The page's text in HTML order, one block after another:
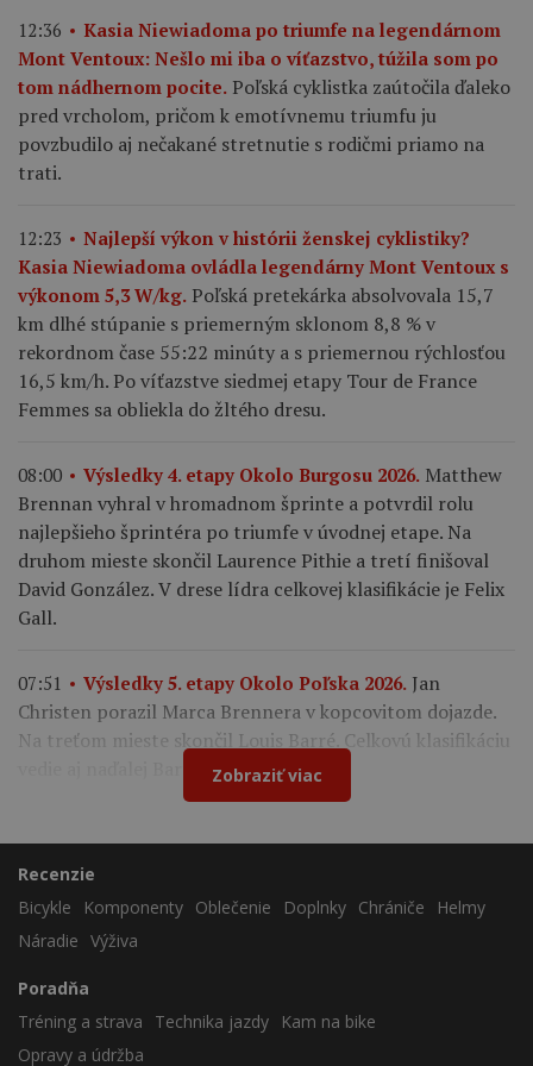
12:36
Kasia Niewiadoma po triumfe na legendárnom
Mont Ventoux: Nešlo mi iba o víťazstvo, túžila som po
tom nádhernom pocite. Poľská cyklistka zaútočila ďaleko
pred vrcholom, pričom k emotívnemu triumfu ju
povzbudilo aj nečakané stretnutie s rodičmi priamo na
trati.
12:23
Najlepší výkon v histórii ženskej cyklistiky?
Kasia Niewiadoma ovládla legendárny Mont Ventoux s
výkonom 5,3 W/kg. Poľská pretekárka absolvovala 15,7
km dlhé stúpanie s priemerným sklonom 8,8 % v
rekordnom čase 55:22 minúty a s priemernou rýchlosťou
16,5 km/h. Po víťazstve siedmej etapy Tour de France
Femmes sa obliekla do žltého dresu.
08:00 Výsledky 4. etapy Okolo Burgosu 2026. Matthew
Brennan vyhral v hromadnom šprinte a potvrdil rolu
najlepšieho šprintéra po triumfe v úvodnej etape. Na
druhom mieste skončil Laurence Pithie a tretí finišoval
David González. V drese lídra celkovej klasifikácie je Felix
Gall.
07:51 Výsledky 5. etapy Okolo Poľska 2026. Jan
Christen porazil Marca Brennera v kopcovitom dojazde.
Na treťom mieste skončil Louis Barré. Celkovú klasifikáciu
vedie aj naďalej Bart Lemmen.
Zobraziť viac
Recenzie
Bicykle
Komponenty Oblečenie Doplnky Chrániče
Helmy
Náradie Výživa
Poradňa
Tréning a strava
Technika jazdy
Kam na bike
Opravy a údržba